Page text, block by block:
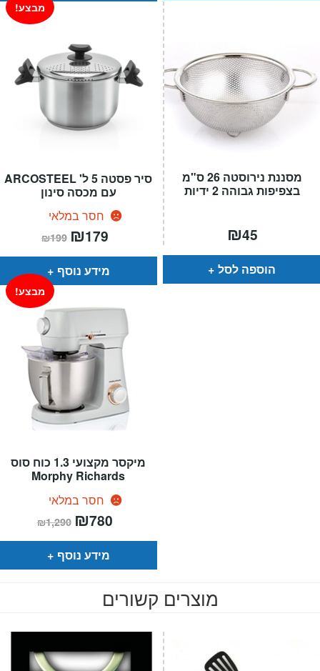
סיר פסטה 5 ל' ARCOSTEEL
עם מכסה סינון
חסר במלאי
מבצע!
₪199 המחיר
המקורי
היה:
₪199.
₪179
הוא:
מידע נוסף
מסננת נירוסטה 26 ס"מ
בצפיפות גבוהה 2 ידיות
₪45
הוספה לסל
מיקסר מקצועי 1.3 כוח סוס
Morphy Richards
חסר במלאי
מבצע!
₪1,290 המחיר
המקורי
היה:
₪780
הוא:
מידע נוסף
מוצרים קשורים